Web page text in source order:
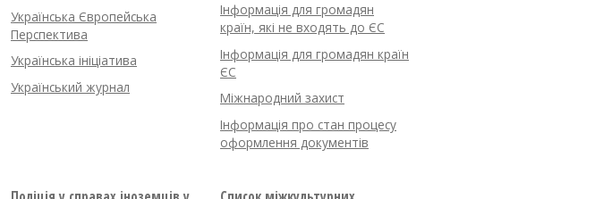
Українська Європейська
Перспектива
Українська ініціатива
Український журнал
Інформація для громадян
країн, які не входять до ЄС
Інформація для громадян країн
ЄС
Міжнародний захист
Інформація про стан процесу
оформлення документів